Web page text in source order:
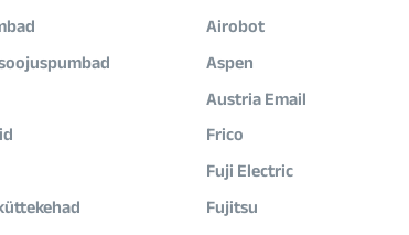
Airobot
Aspen
Austria Email
Frico
Fuji Electric
Fujitsu